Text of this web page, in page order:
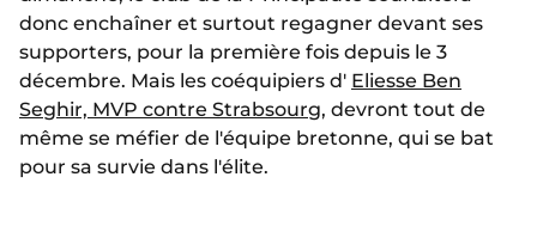
donc enchaîner et surtout regagner devant ses
supporters, pour la première fois depuis le 3
décembre. Mais les coéquipiers d' Eliesse Ben
Seghir, MVP contre Strabsourg, devront tout de
même se méfier de l'équipe bretonne, qui se bat
pour sa survie dans l'élite.